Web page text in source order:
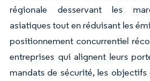
régionale desservant les
asiatiques tout en réduisant les
positionnement concurrentiel
entreprises qui alignent leurs
mandats de sécurité, les